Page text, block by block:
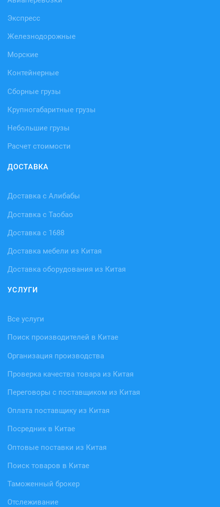
Экспресс
Железнодорожные
Морские
Контейнерные
Сборные грузы
Крупногабаритные грузы
Небольшие грузы
Расчет стоимости
ДОСТАВКА
Доставка с Алибабы
Доставка с Таобао
Доставка с 1688
Доставка мебели из Китая
Доставка оборудования из Китая
УСЛУГИ
Все услуги
Поиск производителей в Китае
Организация производства
Проверка качества товара из Китая
Переговоры с поставщиком из Китая
Оплата поставщику из Китая
Посредник в Китае
Оптовые поставки из Китая
Поиск товаров в Китае
Таможенный брокер
Отслеживание